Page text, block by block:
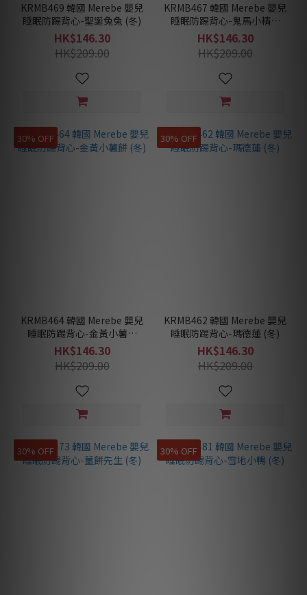
KRMB469 韓國 Merebe 嬰兒
睡眠防踢背心-聖誕兔兔 (冬)
HK$146.30
HK$209.00
KRMB467 韓國 Merebe 嬰兒
睡眠防踢背心-鬼馬小精靈
(冬)
HK$146.30
HK$209.00
30% OFF
KRMB464 韓國 Merebe 嬰兒
睡眠防踢背心-金黃小薯餅
(冬)
HK$146.30
HK$209.00
30% OFF
KRMB462 韓國 Merebe 嬰兒
睡眠防踢背心-瑪德蓮 (冬)
HK$146.30
HK$209.00
30% OFF 30% OFF